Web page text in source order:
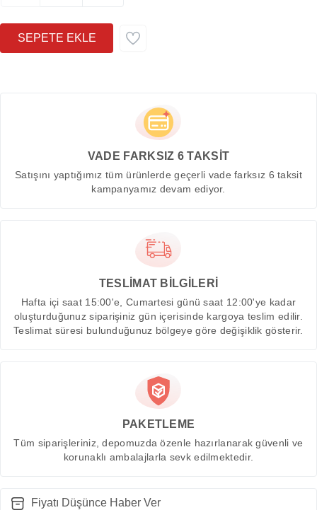
VADE FARKSIZ 6 TAKSİT
Satışını yaptığımız tüm ürünlerde geçerli vade farksız 6 taksit
kampanyamız devam ediyor.
TESLİMAT BİLGİLERİ
Hafta içi saat 15:00'e, Cumartesi günü saat 12:00'ye kadar
oluşturduğunuz siparişiniz gün içerisinde kargoya teslim edilir.
Teslimat süresi bulunduğunuz bölgeye göre değişiklik gösterir.
PAKETLEME
Tüm siparişleriniz, depomuzda özenle hazırlanarak güvenli ve
korunaklı ambalajlarla sevk edilmektedir.
Fiyatı Düşünce Haber Ver